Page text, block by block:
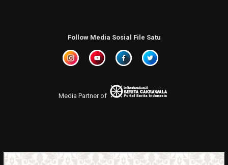
Follow Media Sosial File Satu
Media Partner of